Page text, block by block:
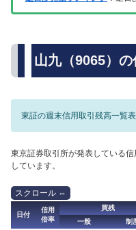
山九（9065）の
東証の週末信用取引残高一覧表
東京証券取引所が発表している
しています。
日付
信用
倍率
買残
一般
制